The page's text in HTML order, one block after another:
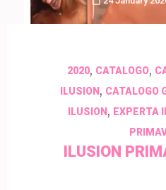
2020, CATALOGO,
ILUSION, CATALOGO
ILUSION , EXPERTA
ILUSION